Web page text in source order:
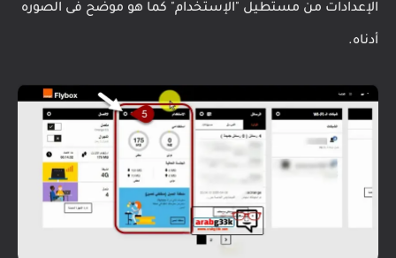
الإعدادات من مستطيل "الإستخدام" كما هو موضح فى الصوره
أدناه.